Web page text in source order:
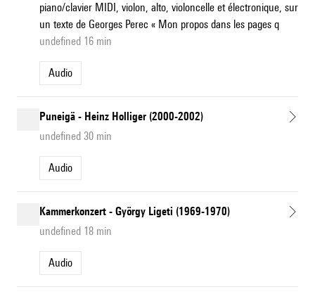
piano/clavier MIDI, violon, alto, violoncelle et électronique, sur
un texte de Georges Perec « Mon propos dans les pages q
undefined 16 min
Audio
Puneigä - Heinz Holliger (2000-2002)
undefined 30 min
Audio
Kammerkonzert - György Ligeti (1969-1970)
undefined 18 min
Audio